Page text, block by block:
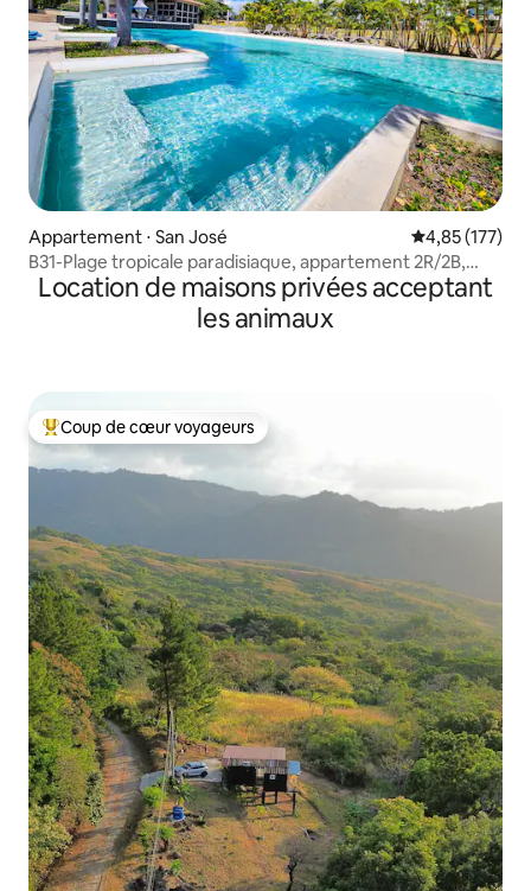
Appartement ⋅ San José Évaluation
4,85 (177)
B31-Plage tropicale paradisiaque, appartement 2R/2B,
avec piscine
Location de maisons privées acceptant
les animaux
Coups de cœur voyageurs les plus appréciés
Coup de cœur voyageurs